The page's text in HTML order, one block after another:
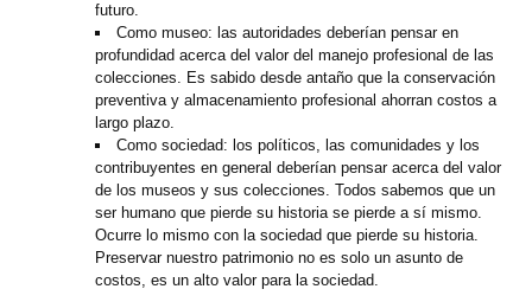
futuro.
Como museo: las autoridades deberían pensar en
profundidad acerca del valor del manejo profesional de las
colecciones. Es sabido desde antaño que la conservación
preventiva y almacenamiento profesional ahorran costos a
largo plazo.
Como sociedad: los políticos, las comunidades y los
contribuyentes en general deberían pensar acerca del valor
de los museos y sus colecciones. Todos sabemos que un
ser humano que pierde su historia se pierde a sí mismo.
Ocurre lo mismo con la sociedad que pierde su historia.
Preservar nuestro patrimonio no es solo un asunto de
costos, es un alto valor para la sociedad.